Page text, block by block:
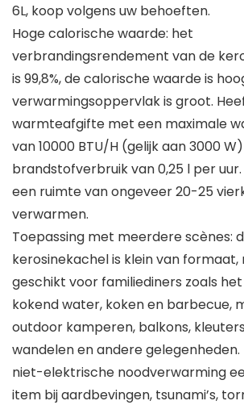
6L, koop volgens uw behoeften.
Hoge calorische waarde: het
verbrandingsrendement van de
is 99,8%, de calorische waarde is
verwarmingsoppervlak is groot.
warmteafgifte met een maximale
van 10000 BTU/H (gelijk aan 3000
brandstofverbruik van 0,25 l per
een ruimte van ongeveer 20-25
verwarmen.
Toepassing met meerdere scènes:
kerosinekachel is klein van formaat,
geschikt voor familiediners zoals
kokend water, koken en barbecue,
outdoor kamperen, balkons,
wandelen en andere gelegenheden.
niet-elektrische noodverwarming
item bij aardbevingen, tsunami’s,